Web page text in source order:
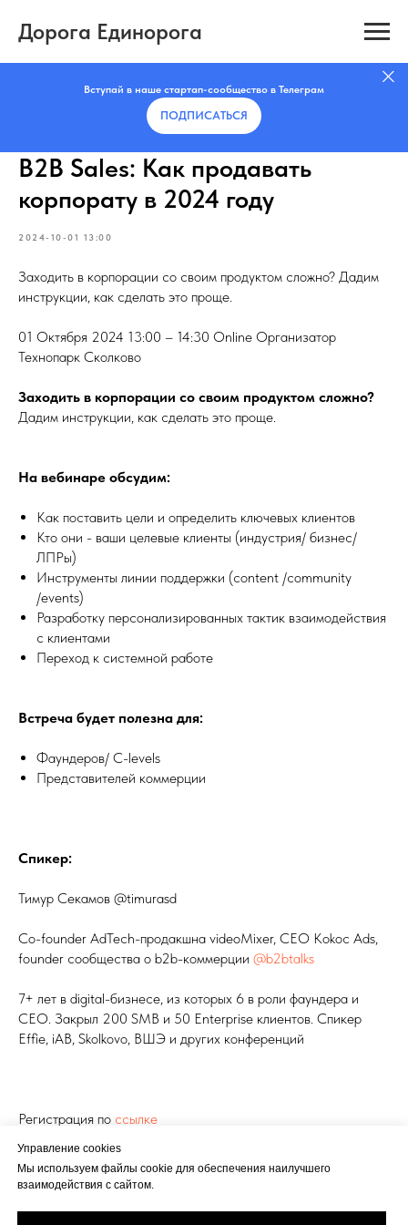
Дорога Единорога
Вступай в наше стартап-сообщество в Телеграм
ПОДПИСАТЬCЯ
B2B Sales: Как продавать
корпорату в 2024 году
2024-10-01 13:00
Заходить в корпорации со своим продуктом сложно? Дадим
инструкции, как сделать это проще.
01 Октября 2024 13:00 – 14:30 Online Организатор
Технопарк Сколково
Заходить в корпорации со своим продуктом сложно?
Дадим инструкции, как сделать это проще.
На вебинаре обсудим:
Как поставить цели и определить ключевых клиентов
Кто они - ваши целевые клиенты (индустрия/ бизнес/
ЛПРы)
Инструменты линии поддержки (content /community
/events)
Разработку персонализированных тактик взаимодействия
с клиентами
Переход к системной работе
Встреча будет полезна для:
Фаундеров/ C-levels
Представителей коммерции
Спикер:
Тимур Секамов @timurasd
Co-founder AdTech-продакшна videoMixer, СEO Kokoc Ads,
founder сообщества о b2b-коммерции @b2btalks
7+ лет в digital-бизнесе, из которых 6 в роли фаундера и
CEO. Закрыл 200 SMB и 50 Enterprise клиентов. Спикер
Effie, iAB, Skolkovo, ВШЭ и других конференций
Регистрация по ссылке
ПРОДАЖИ ОНЛАЙН И ОФФЛАЙН
Управление cookies
Мы используем файлы cookie для обеспечения наилучшего
взаимодействия с сайтом.